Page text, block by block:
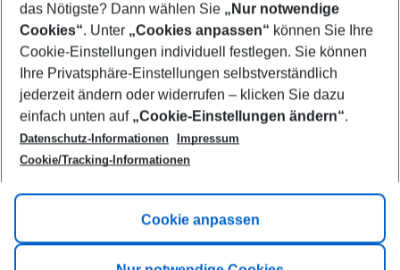
Footer
Footer navigation
Title A
Link A
das Nötigste? Dann wählen Sie „Nur notwendige
Cookies“. Unter „Cookies anpassen“ können Sie Ihre
Cookie-Einstellungen individuell festlegen. Sie können
Ihre Privatsphäre-Einstellungen selbstverständlich
jederzeit ändern oder widerrufen – klicken Sie dazu
einfach unten auf „Cookie-Einstellungen ändern“.
Datenschutz-Informationen
Impressum
Cookie/Tracking-Informationen
Cookie anpassen